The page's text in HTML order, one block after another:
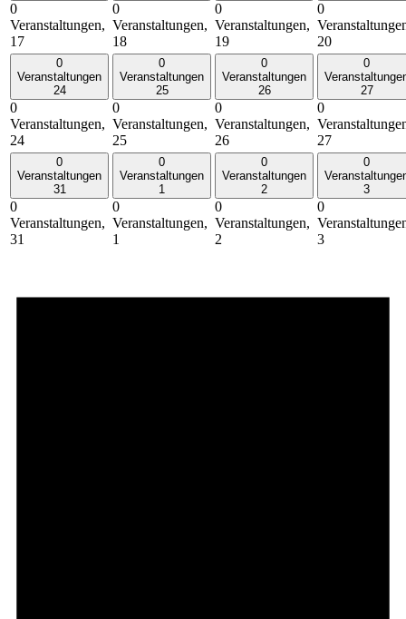
0
Veranstaltungen,
17
0
Veranstaltungen,
18
0
Veranstaltungen,
19
0
20
0
Veranstaltungen
24
0
Veranstaltungen,
24
0
Veranstaltungen
25
0
Veranstaltungen,
25
0
Veranstaltungen
26
0
Veranstaltungen,
26
0
27
0
27
0
Veranstaltungen
31
0
Veranstaltungen,
31
0
Veranstaltungen
1
0
Veranstaltungen,
1
0
Veranstaltungen
2
0
Veranstaltungen,
2
0
3
0
3